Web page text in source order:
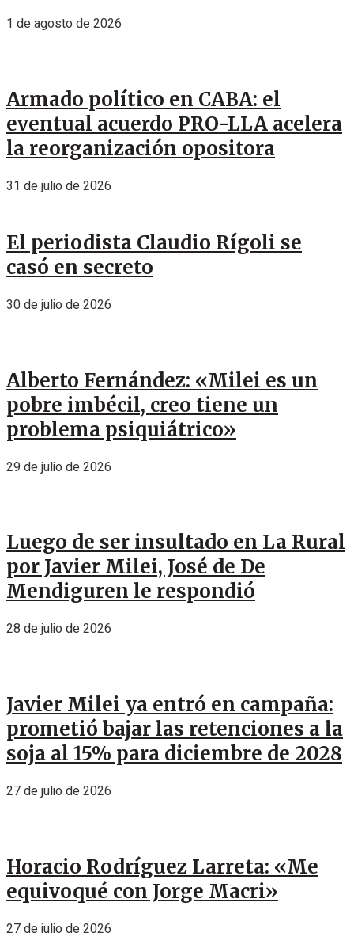
1 de agosto de 2026
Armado político en CABA: el
eventual acuerdo PRO-LLA acelera
la reorganización opositora
31 de julio de 2026
El periodista Claudio Rígoli se
casó en secreto
30 de julio de 2026
Alberto Fernández: «Milei es un
pobre imbécil, creo tiene un
problema psiquiátrico»
29 de julio de 2026
Luego de ser insultado en La Rural
por Javier Milei, José de De
Mendiguren le respondió
28 de julio de 2026
Javier Milei ya entró en campaña:
prometió bajar las retenciones a la
soja al 15% para diciembre de 2028
27 de julio de 2026
Horacio Rodríguez Larreta: «Me
equivoqué con Jorge Macri»
27 de julio de 2026